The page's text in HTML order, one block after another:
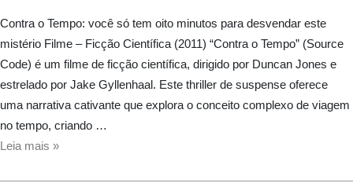
Contra o Tempo: você só tem oito minutos para desvendar este
mistério Filme – Ficção Científica (2011) “Contra o Tempo” (Source
Code) é um filme de ficção científica, dirigido por Duncan Jones e
estrelado por Jake Gyllenhaal. Este thriller de suspense oferece
uma narrativa cativante que explora o conceito complexo de viagem
no tempo, criando …
Contra
Tempo
Leia mais »